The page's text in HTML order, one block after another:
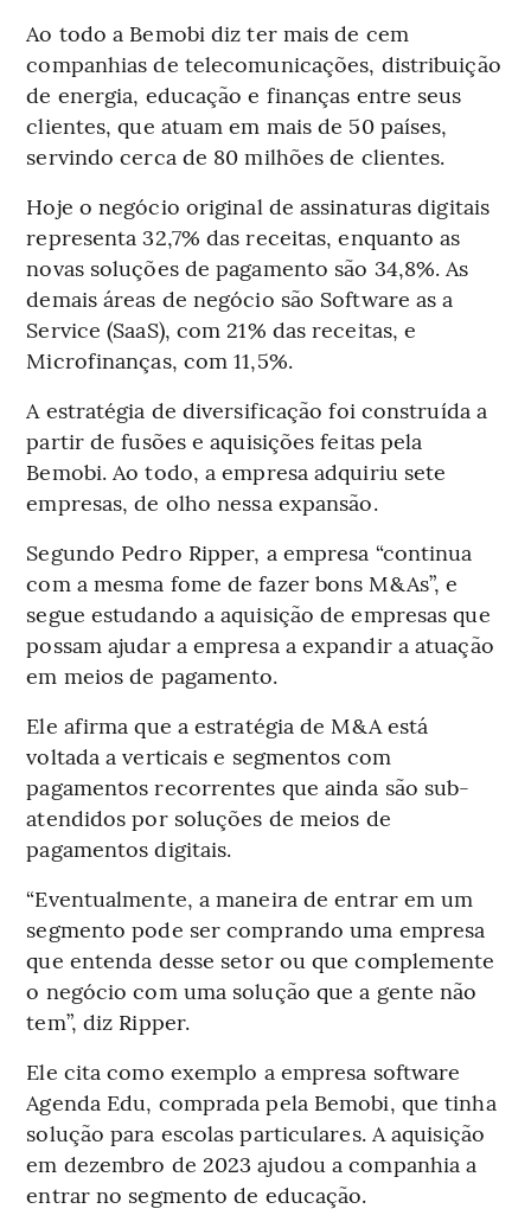
Ao todo a Bemobi diz ter mais de cem
companhias de telecomunicações, distribuição
de energia, educação e finanças entre seus
clientes, que atuam em mais de 50 países,
servindo cerca de 80 milhões de clientes.
Hoje o negócio original de assinaturas digitais
representa 32,7% das receitas, enquanto as
novas soluções de pagamento são 34,8%. As
demais áreas de negócio são Software as a
Service (SaaS), com 21% das receitas, e
Microfinanças, com 11,5%.
A estratégia de diversificação foi construída a
partir de fusões e aquisições feitas pela
Bemobi. Ao todo, a empresa adquiriu sete
empresas, de olho nessa expansão.
Segundo Pedro Ripper, a empresa “continua
com a mesma fome de fazer bons M&As”, e
segue estudando a aquisição de empresas que
possam ajudar a empresa a expandir a atuação
em meios de pagamento.
Ele afirma que a estratégia de M&A está
voltada a verticais e segmentos com
pagamentos recorrentes que ainda são sub-
atendidos por soluções de meios de
pagamentos digitais.
“Eventualmente, a maneira de entrar em um
segmento pode ser comprando uma empresa
que entenda desse setor ou que complemente
o negócio com uma solução que a gente não
tem”, diz Ripper.
Ele cita como exemplo a empresa software
Agenda Edu, comprada pela Bemobi, que tinha
solução para escolas particulares. A aquisição
em dezembro de 2023 ajudou a companhia a
entrar no segmento de educação.